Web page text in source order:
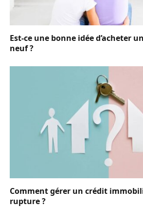
Est-ce une bonne idée d’acheter
neuf ?
Comment gérer un crédit
rupture ?